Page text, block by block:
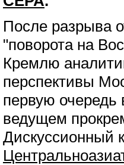
После разрыва
"поворота на
Кремлю
перспективы
первую очередь
ведущем
Дискуссионный